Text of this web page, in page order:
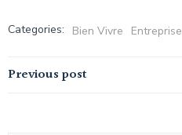
Categories: Bien Vivre Entreprise
Navigation
Previous post